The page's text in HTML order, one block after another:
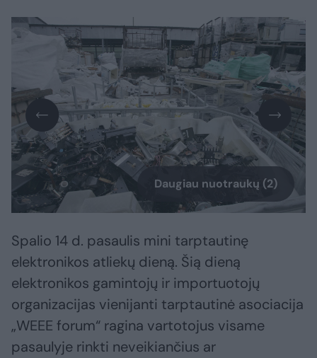
Daugiau nuotraukų (2)
Spalio 14 d. pasaulis mini tarptautinę
elektronikos atliekų dieną. Šią dieną
elektronikos gamintojų ir importuotojų
organizacijas vienijanti tarptautinė asociacija
„WEEE forum“ ragina vartotojus visame
pasaulyje rinkti neveikiančius ar